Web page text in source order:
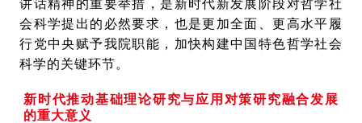
讲话精神的重要举措，是新时代新发展阶段对哲学社
会科学提出的必然要求，也是更加全面、更高水平履
行党中央赋予我院职能，加快构建中国特色哲学社会
科学的关键环节。
新时代推动基础理论研究与应用对策研究融合发展
的重大意义